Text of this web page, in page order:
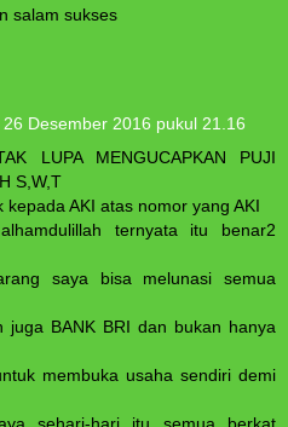
salam sukses
26 Desember 2016 pukul 21.16
LUPA MENGUCAPKAN PUJI
S,W,T
AKI atas nomor yang AKI
ternyata itu benar2
saya bisa melunasi semua
juga BANK BRI dan bukan hanya
membuka usaha sendiri demi